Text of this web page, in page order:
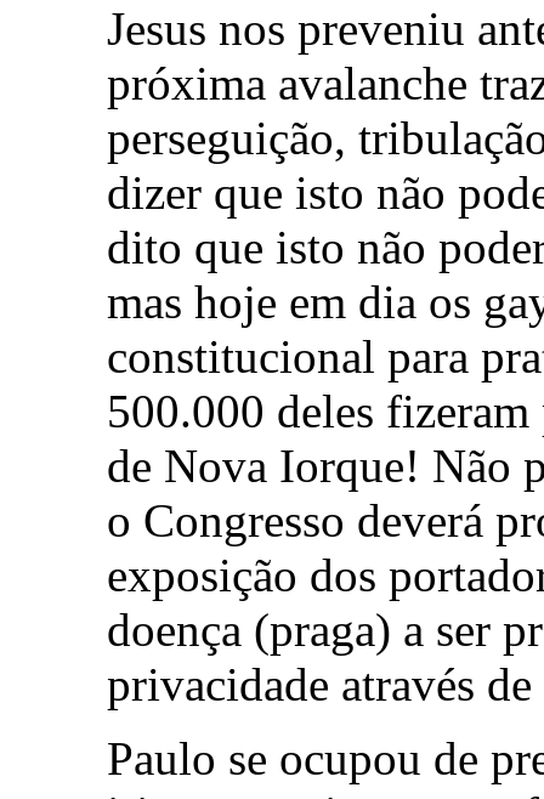
Jesus nos preveniu
próxima avalanche
perseguição,
dizer que isto não
dito que isto não
mas hoje em dia os
constitucional para
500.000 deles fizeram
de Nova Iorque! Não
o Congresso deverá
exposição dos
doença (praga) a ser
privacidade através
Paulo se ocupou de